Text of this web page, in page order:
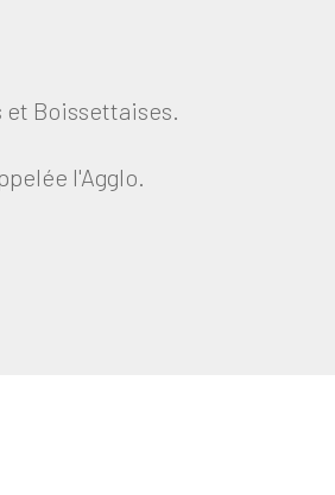
et Boissettaises.
l'Agglo.